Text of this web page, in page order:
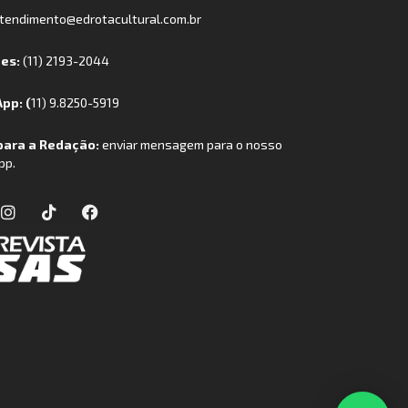
(11) 2193-2044
(11) 9.8250-5919
a Redação:enviar mensagem para o nosso